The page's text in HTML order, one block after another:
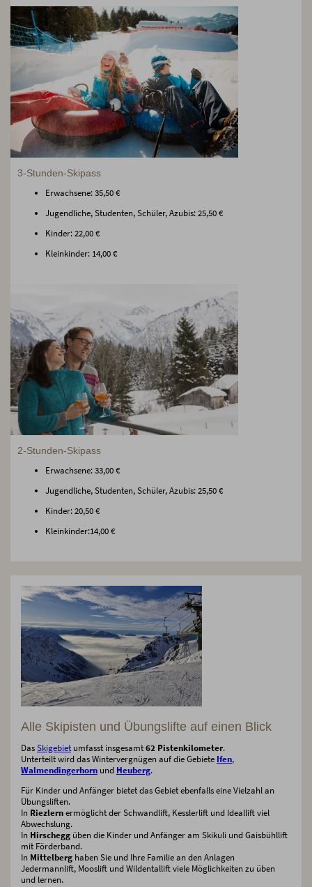
3-Stunden-Skipass
Erwachsene: 35,50 €
Jugendliche, Studenten, Schüler, Azubis: 25,50 €
Kinder: 22,00 €
Kleinkinder: 14,00 €
2-Stunden-Skipass
Erwachsene: 33,00 €
Jugendliche, Studenten, Schüler, Azubis: 25,50 €
Kinder: 20,50 €
Kleinkinder:14,00 €
Alle Skipisten und Übungslifte auf einen Blick
DasSkigebiet umfasst insgesamt62 Pistenkilometer.
Unterteilt wird das Wintervergnügen auf die Gebiete Ifen,
Walmendingerhorn und Heuberg.
Für Kinder und Anfänger bietet das Gebiet ebenfalls eine Vielzahl an
Übungsliften.
In Riezlernermöglicht der Schwandlift, Kesslerlift und Ideallift viel
Abwechslung.
In Hirschegg üben die Kinder und Anfänger am Skikuli und Gaisbühllift
mit Förderband.
In Mittelberg haben Sie und Ihre Familie an den Anlagen
Jedermannlift, Mooslift und Wildentallift viele Möglichkeiten zu üben
und lernen.